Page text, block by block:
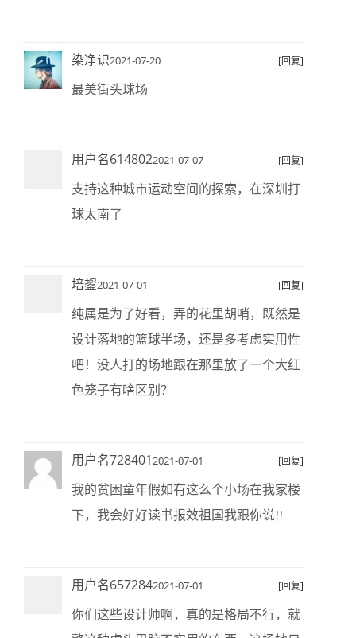
染净识2021-07-20 [回复]
最美街头球场
用户名6148022021-07-07 [回复]
支持这种城市运动空间的探索，在深圳打
球太南了
培鋆2021-07-01 [回复]
纯属是为了好看，弄的花里胡哨，既然是
设计落地的篮球半场，还是多考虑实用性
吧！没人打的场地跟在那里放了一个大红
色笼子有啥区别？
用户名728401 2021-07-01 [回复]
我的贫困童年假如有这么个小场在我家楼
下，我会好好读书报效祖国我跟你说!!
用户名6572842021-07-01 [回复]
你们这些设计师啊，真的是格局不行，就